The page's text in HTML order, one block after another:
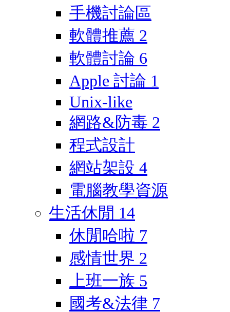
手機討論區
軟體推薦 2
軟體討論 6
Apple 討論 1
Unix-like
網路&防毒 2
程式設計
網站架設 4
電腦教學資源
生活休閒 14
休閒哈啦 7
感情世界 2
上班一族 5
國考&法律 7